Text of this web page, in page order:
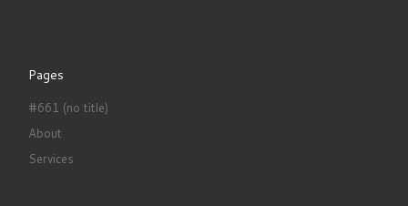
Pages
#661 (no title)
About
Services